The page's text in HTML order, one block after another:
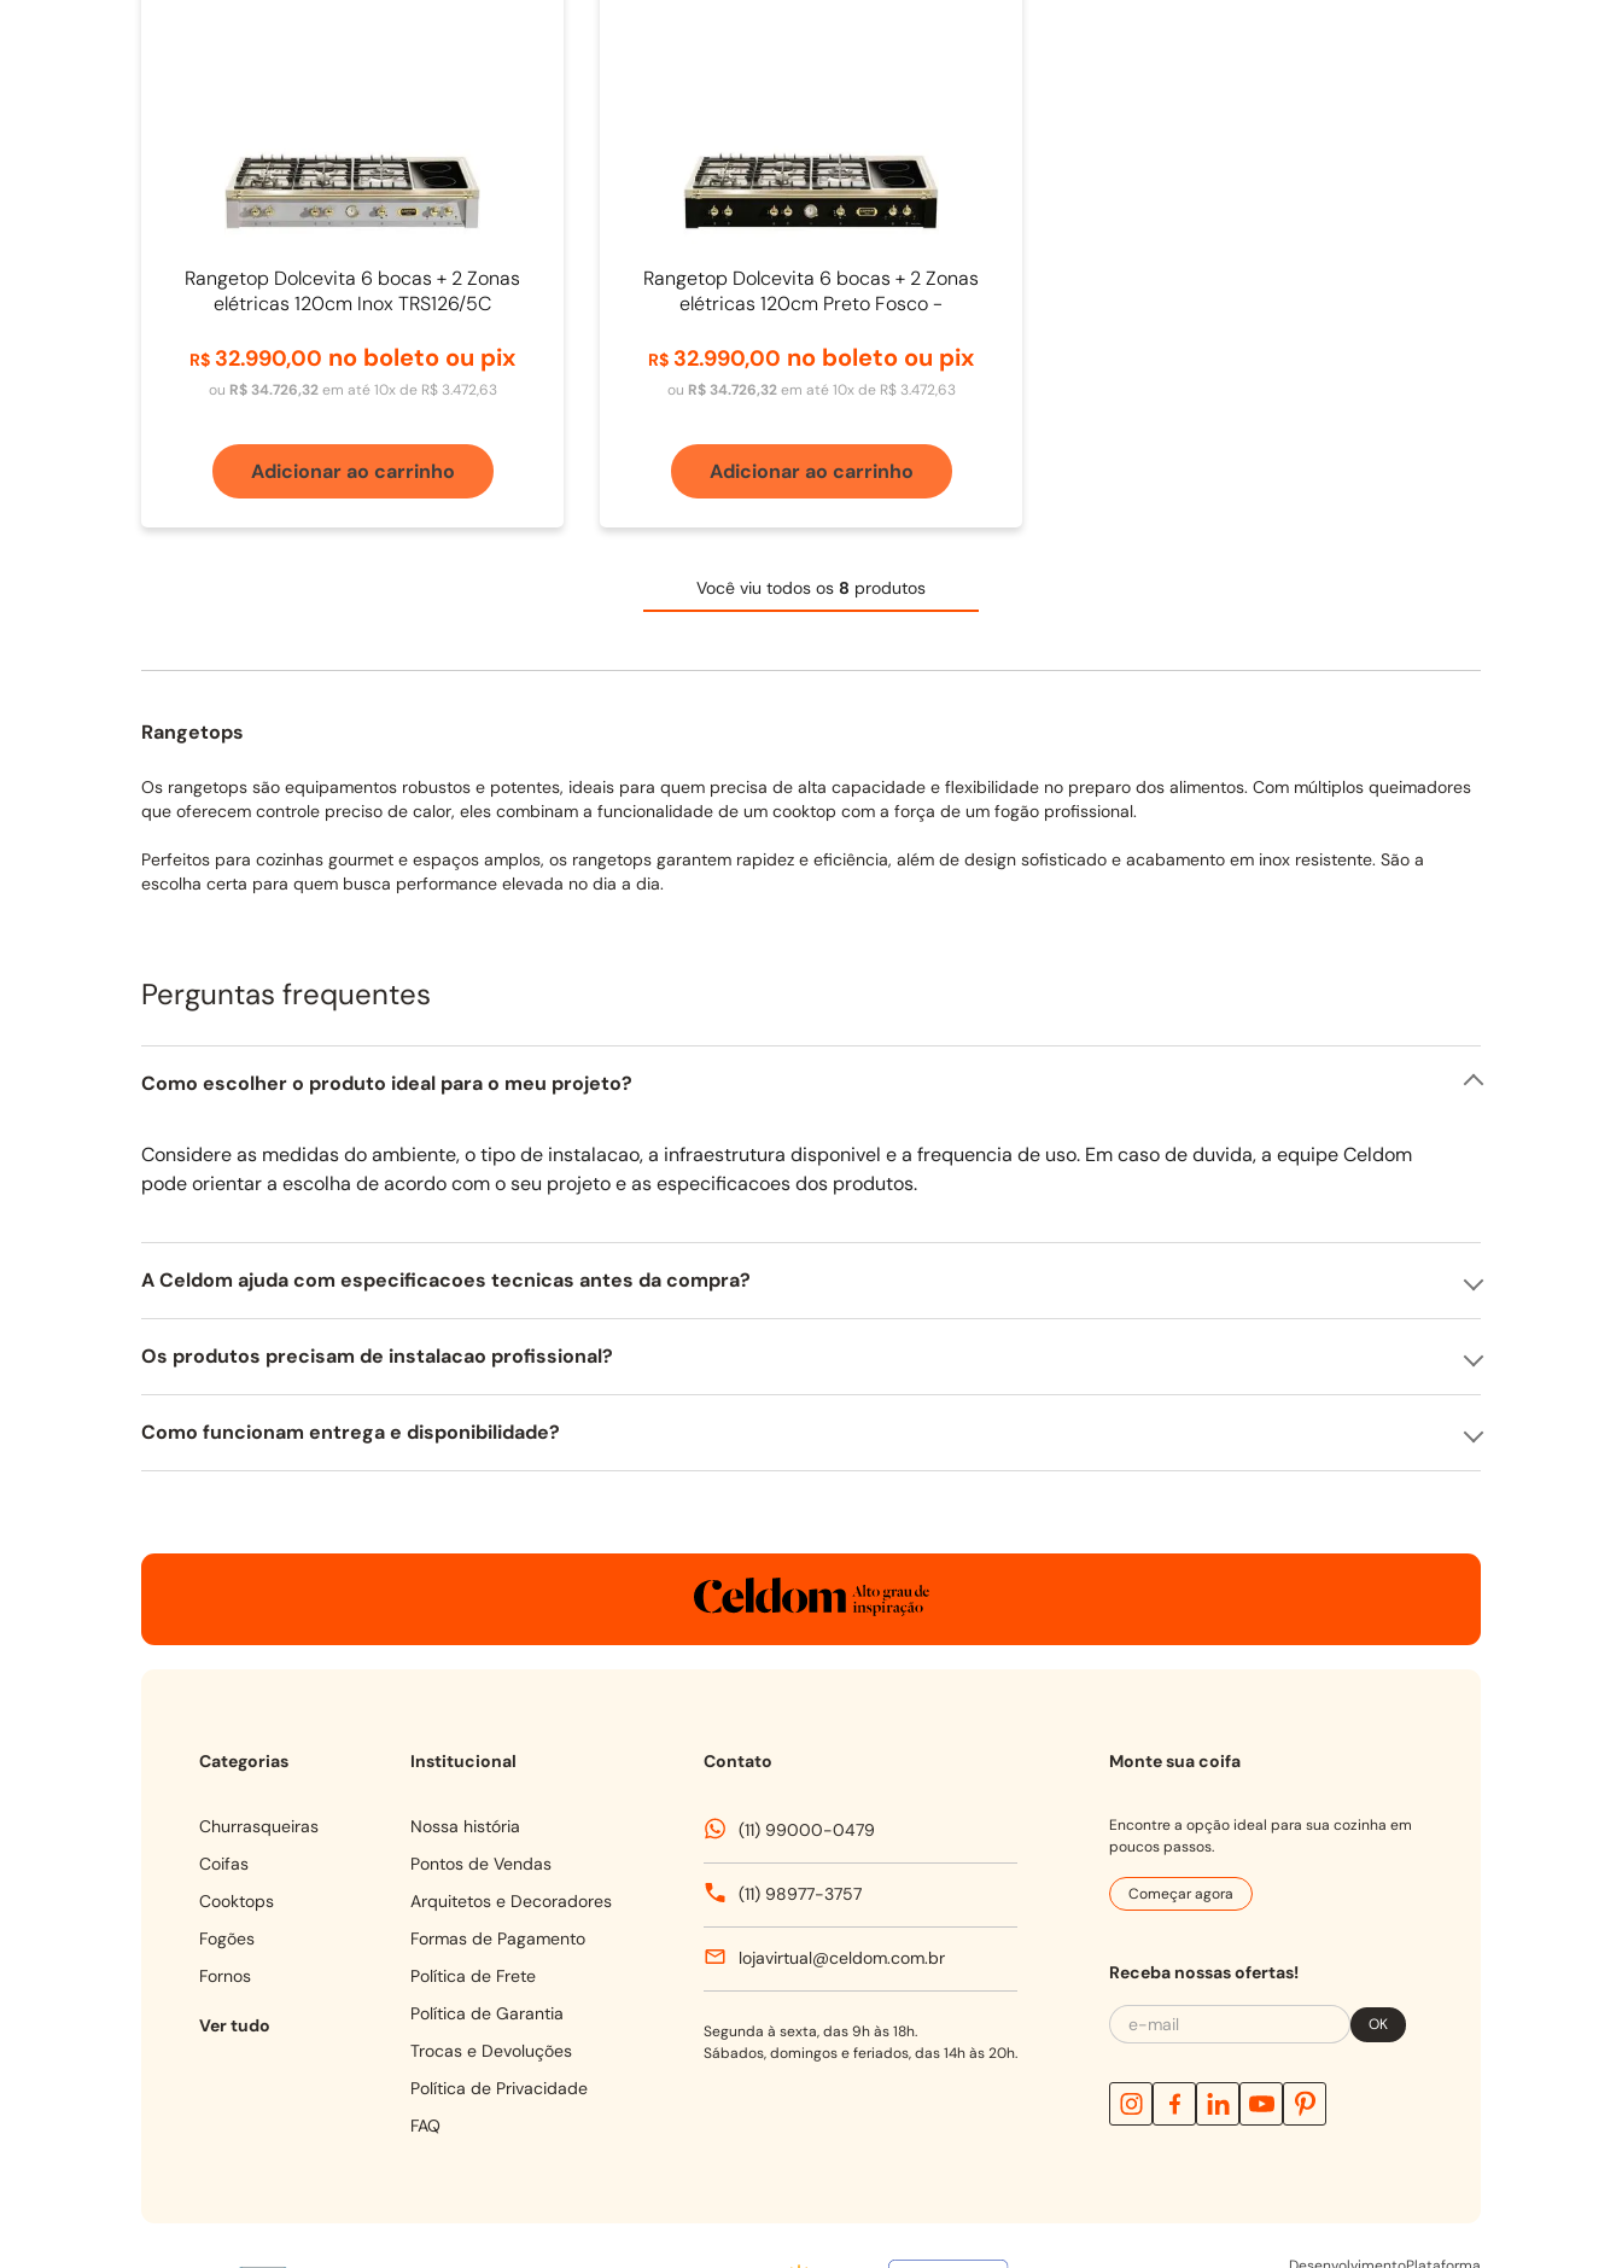
Rangetop Dolcevita 6 bocas + 2 Zonas
elétricas 120cm Inox TRS126/5C
R$ 32.990,00 no boleto ou pix
ou R$ 34.726,32em até10x de R$ 3.472,63
Adicionar ao carrinho
Rangetop Dolcevita 6 bocas + 2 Zonas
elétricas 120cm Preto Fosco -
R$ 32.990,00 no boleto ou pix
ou R$ 34.726,32em até10x de R$ 3.472,63
Adicionar ao carrinho
Você viu todos os 8 produtos
Rangetops
Os rangetops são equipamentos robustos e potentes, ideais para quem precisa de alta capacidade e flexibilidade no preparo dos alimentos. Com múltiplos queimadores
que oferecem controle preciso de calor, eles combinam a funcionalidade de um cooktop com a força de um fogão profissional.
Perfeitos para cozinhas gourmet e espaços amplos, os rangetops garantem rapidez e eficiência, além de design sofisticado e acabamento em inox resistente. São a
escolha certa para quem busca performance elevada no dia a dia.
Perguntas frequentes
Como escolher o produto ideal para o meu projeto?
Considere as medidas do ambiente, o tipo de instalacao, a infraestrutura disponivel e a frequencia de uso. Em caso de duvida, a equipe Celdom
pode orientar a escolha de acordo com o seu projeto e as especificacoes dos produtos.
A Celdom ajuda com especificacoes tecnicas antes da compra?
Os produtos precisam de instalacao profissional?
Como funcionam entrega e disponibilidade?
Categorias
churrasqueiras
coifas
cooktops
fogões
fornos
Ver tudo
Institucional
Nossa história
Pontos de Vendas
Arquitetos e Decoradores
Formas de Pagamento
Política de Frete
Política de Garantia
Trocas e Devoluções
Política de Privacidade
FAQ
Contato
(11) 99000-0479
(11) 98977-3757
lojavirtual@celdom.com.br
Segunda à sexta, das 9h às 18h.
Sábados, domingos e feriados, das 14h às 20h.
Monte sua coifa
Encontre a opção ideal para sua cozinha em
poucos passos.
Começar agora
Receba nossas ofertas!
OK